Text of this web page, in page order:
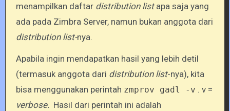
menampilkan daftar distribution list apa saja yang
ada pada Zimbra Server, namun bukan anggota dari
distribution list-nya.
Apabila ingin mendapatkan hasil yang lebih detil
(termasuk anggota dari distribution list-nya), kita
bisa menggunakan perintah zmprov gadl -v . v =
verbose. Hasil dari perintah ini adalah